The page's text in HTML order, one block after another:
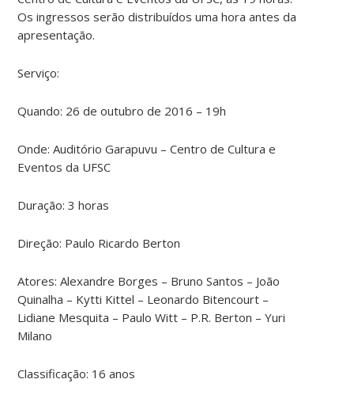
Os ingressos serão distribuídos uma hora antes da
apresentação.
Serviço:
Quando: 26 de outubro de 2016 – 19h
Onde: Auditório Garapuvu – Centro de Cultura e
Eventos da UFSC
Duração: 3 horas
Direção: Paulo Ricardo Berton
Atores: Alexandre Borges – Bruno Santos – João
Quinalha – Kytti Kittel – Leonardo Bitencourt –
Lidiane Mesquita – Paulo Witt – P.R. Berton – Yuri
Milano
Classificação: 16 anos